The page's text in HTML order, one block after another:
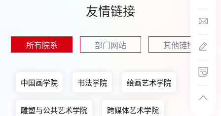
友情链接
所有院系 部门网站 其他链接
中国画学院 书法学院 绘画艺术学院
雕塑与公共艺术学院 跨媒体艺术学院
邮箱(研究